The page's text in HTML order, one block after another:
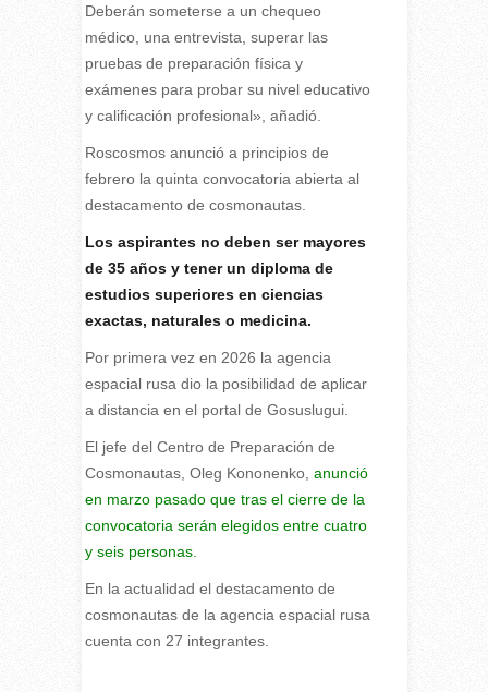
Deberán someterse a un chequeo
médico, una entrevista, superar las
pruebas de preparación física y
exámenes para probar su nivel educativo
y calificación profesional», añadió.
Roscosmos anunció a principios de
febrero la quinta convocatoria abierta al
destacamento de cosmonautas.
Los aspirantes no deben ser mayores
de 35 años y tener un diploma de
estudios superiores en ciencias
exactas, naturales o medicina.
Por primera vez en 2026 la agencia
espacial rusa dio la posibilidad de aplicar
a distancia en el portal de Gosuslugui.
El jefe del Centro de Preparación de
Cosmonautas, Oleg Kononenko, anunció
en marzo pasado que tras el cierre de la
convocatoria serán elegidos entre cuatro
y seis personas.
En la actualidad el destacamento de
cosmonautas de la agencia espacial rusa
cuenta con 27 integrantes.